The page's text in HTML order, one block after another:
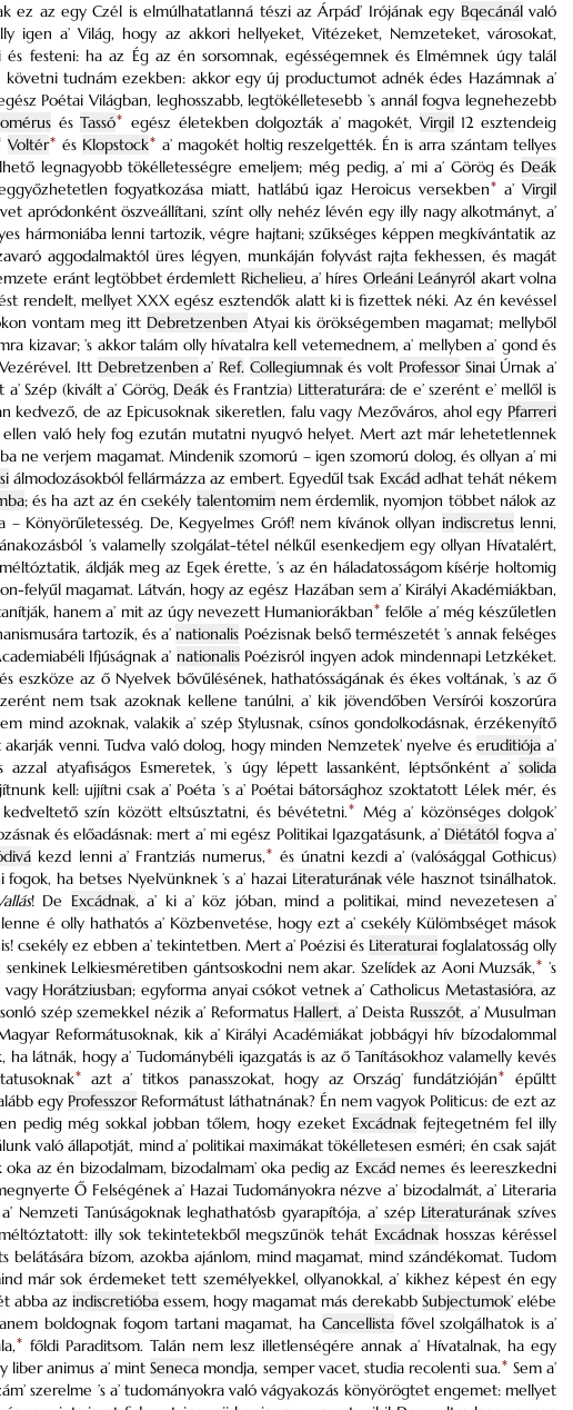
az egy Czél is elmúlhatatlanná tészi az Árpád’ Irójának egy Bqecánálvaló
igen a’ Világ, hogy az akkori hellyeket, Vitézeket, Nemzeteket, városokat,
festeni: ha az Ég az én sorsomnak, egésségemnek és Elmémnek úgy talál
tudnám ezekben: akkor egy új productumot adnék édes Hazámnak a’
Poétai Világban, leghosszabb, legtökélletesebb ’s annál fogva legnehezebb
ésTassó* egész életekben dolgozták a’ magokét, Virgil12 esztendeig
Voltér* és Klopstock* a’ magokét holtig reszelgették. Én is arra szántam tellyes
legnagyobb tökélletességre emeljem; még pedig, a’ mi a’ Görög és Deák
fogyatkozása miatt, hatlábú igaz Heroicus versekben* a’Virgil
apródonként öszveállítani, színt olly nehéz lévén egy illy nagy alkotmányt, a’
hármoniába lenni tartozik, végre hajtani; szűkséges képpen megkívántatik az
aggodalmaktól üres légyen, munkáján folyvást rajta fekhessen, és magát
eránt legtöbbet érdemlett Richelieu, a’ híres Orleáni Leányról akart volna
rendelt, mellyet XXX egész esztendők alatt ki is fizettek néki. Az én kevéssel
vontam meg itt Debretzenben Atyai kis örökségemben magamat; mellyből
kizavar; ’s akkor talám olly hívatalra kell vetemednem, a’ mellyben a’ gond és
Itt Debretzenben a’ Ref. Collegiumnakés volt Professor SinaiÚrnak a’
Szép (kivált a’ Görög, Deák és Frantzia) Litteraturára: de e’ szerént e’ mellől is
kedvező, de az Epicusoknak sikeretlen, falu vagy Mezőváros, ahol egy Pfarreri
való hely fog ezután mutatni nyugvó helyet. Mert azt már lehetetlennek
ne verjem magamat. Mindenik szomorú – igen szomorú dolog, és ollyan a’ mi
álmodozásokból fellármázza az embert. Egyedűl tsak Excádadhat tehát nékem
; és ha azt az én csekély talentomimnem érdemlik, nyomjon többet nálok az
– Könyörűletesség. De, Kegyelmes Gróf! nem kívánok ollyan indiscretuslenni,
’s valamelly szolgálat-tétel nélkűl esenkedjem egy ollyan Hívatalért,
áldják meg az Egek érette, ’s az én háladatosságom kísérje holtomig
felyűl magamat. Látván, hogy az egész Hazában sem a’ Királyi Akadémiákban,
hanem a’ mit az úgy nevezett Humaniorákban * felőle a’ még készűletlen
tartozik, és a’ nationalis Poézisnak belső természetét ’s annak felséges
Ifjúságnak a’ nationalisPoézisról ingyen adok mindennapi Letzkéket.
az ő Nyelvek bővűlésének, hathatósságának és ékes voltának, ’s az ő
nem tsak azoknak kellene tanúlni, a’ kik jövendőben Versírói koszorúra
mind azoknak, valakik a’ szép Stylusnak, csínos gondolkodásnak, érzékenyítő
venni. Tudva való dolog, hogy minden Nemzetek’ nyelve éseruditiója a’
azzal atyafiságos Esmeretek, ’s úgy lépett lassanként, léptsőnként a’solida
kell: ujjítni csak a’ Poéta ’s a’ Poétai bátorsághoz szoktatott Lélek mér, és
szín között eltsúsztatni, és bévétetni.*
Még a’ közönséges dolgok’
és előadásnak: mert a’ mi egész Politikai Igazgatásunk, a’ Diétától fogva a’
kezd lenni a’ Frantziás numerus,*
és únatni kezdi a’ (valósággal Gothicus)
ha betses Nyelvünknek ’s a’ hazai Literaturánakvéle hasznot tsinálhatok.
! De Excádnak, a’ ki a’ köz jóban, mind a politikai, mind nevezetesen a’
é olly hathatós a’ Közbenvetése, hogy ezt a’ csekély Külömbséget mások
csekély ez ebben a’ tekintetben. Mert a’ Poézisi és Literaturai foglalatosság olly
senkinek Lelkiesméretiben gántsoskodni nem akar. Szelídek az Aoni Muzsák,* ’s
vagy Horátziusban; egyforma anyai csókot vetnek a’ Catholicus Metastasióra, az
szép szemekkel nézik a’ Reformatus Hallert, a’ Deista Russzót, a’ Musulman
Reformátusoknak, kik a’ Királyi Académiákat jobbágyi hív bízodalommal
látnák, hogy a’ Tudománybéli igazgatás is az ő Tanításokhoz valamelly kevés
* azt a’ titkos panasszokat, hogy az Ország’ fundátzióján*
épűltt
egy ProfesszorReformátust láthatnának? Én nem vagyok Politicus: de ezt az
pedig még sokkal jobban tőlem, hogy ezeket Excádnak fejtegetném fel illy
való állapotját, mind a’ politikai maximákat tökélletesen esméri; én csak saját
az én bizodalmam, bizodalmam’ oka pedig az Excádnemes és leereszkedni
Ő Felségének a’ Hazai Tudományokra nézve a’ bizodalmát, a’ Literaria
Nemzeti Tanúságoknak leghathatósb gyarapítója, a’ szép Literaturának szíves
illy sok tekintetekből megszűnök tehát Excádnak hosszas kéréssel
belátására bízom, azokba ajánlom, mind magamat, mind szándékomat. Tudom
már sok érdemeket tett személyekkel, ollyanokkal, a’ kikhez képest én egy
abba az indiscretióba essem, hogy magamat más derekabb Subjectumok’ elébe
boldognak fogom tartani magamat, ha Cancellistafővel szolgálhatok is a’
*
főldi Paraditsom. Talán nem lesz illetlenségére annak a’ Hívatalnak, ha egy
liber animus a’ mint Seneca mondja, semper vacet, studia recolenti sua.* Sem a’
szerelme ’s a’ tudományokra való vágyakozás könyörögtet engemet: mellyet